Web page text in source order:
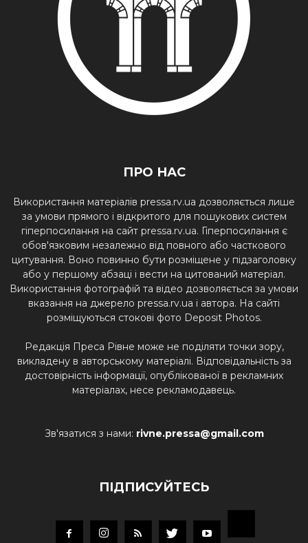
ПРО НАС
Використання матеріалів pressa.rv.ua дозволяється лише
за умови прямого і відкритого для пошукових систем
гіперпосилання на сайт pressa.rv.ua. Гіперпосилання є
обов'язковим незалежно від повного або часткового
цитування. Воно повинно бути розміщене у підзаголовку
або у першому абзаці і вести на цитований матеріал.
Використання фотографій та відео дозволяється за умови
вказання на джерело pressa.rv.ua і автора. На сайті
розміщуються стокові фото Deposit Photos.
Редакція Преса Рівне може не поділяти точки зору,
викладену в авторському матеріалі. Відповідальність за
достовірність інформації, опублікованої в рекламних
матеріалах, несе рекламодавець.
Зв'язатися з нами: rivne.pressa@gmail.com
ПІДПИСУЙТЕСЬ